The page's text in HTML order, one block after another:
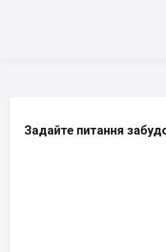
Задайте питання